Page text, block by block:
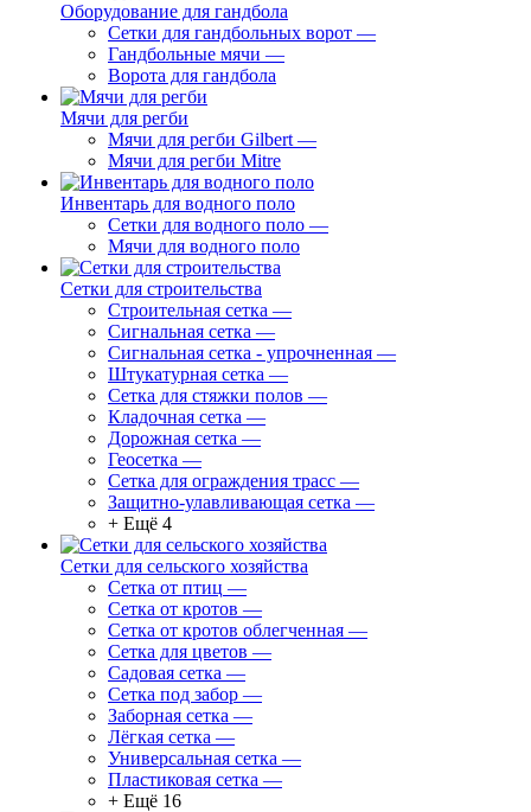
Оборудование для гандбола
Сетки для гандбольных ворот —
Гандбольные мячи —
Ворота для гандбола
Мячи для регби
Мячи для регби Gilbert —
Мячи для регби Mitre
Инвентарь для водного поло
Сетки для водного поло —
Мячи для водного поло
Сетки для строительства
Строительная сетка —
Сигнальная сетка —
Сигнальная сетка - упрочненная —
Штукатурная сетка —
Сетка для стяжки полов —
Кладочная сетка —
Дорожная сетка —
Геосетка —
Сетка для ограждения трасс —
Защитно-улавливающая сетка —
+ Ещё 4
Сетки для сельского хозяйства
Сетка от птиц —
Сетка от кротов —
Сетка от кротов облегченная —
Сетка для цветов —
Садовая сетка —
Сетка под забор —
Заборная сетка —
Лёгкая сетка —
Универсальная сетка —
Пластиковая сетка —
+ Ещё 16